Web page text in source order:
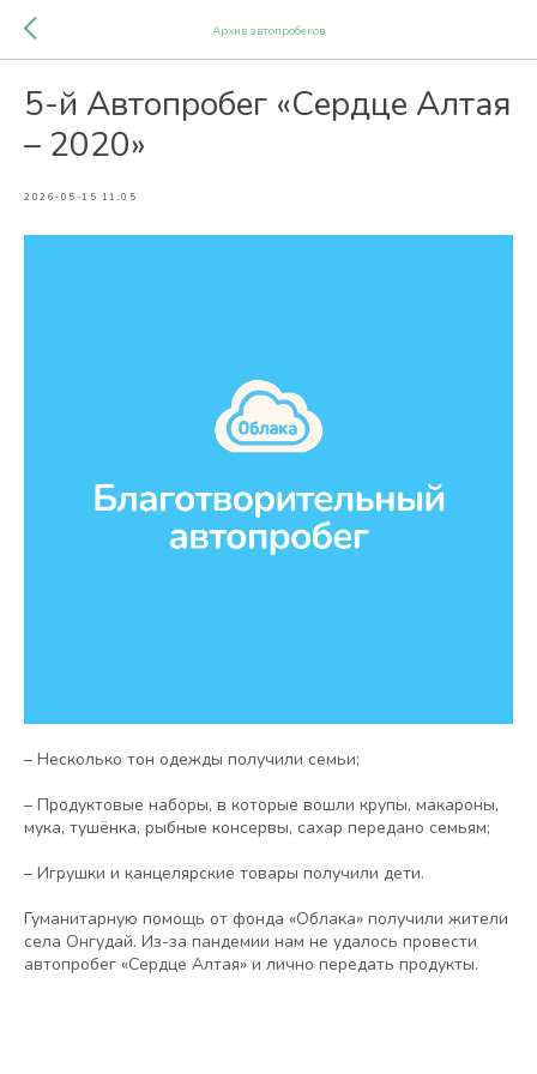
Архив автопробегов
5-й Автопробег «Сердце Алтая
– 2020»
2026-05-15 11:05
– Несколько тон одежды получили семьи;
– Продуктовые наборы, в которые вошли крупы, макароны,
мука, тушёнка, рыбные консервы, сахар передано семьям;
– Игрушки и канцелярские товары получили дети.
Гуманитарную помощь от фонда «Облака» получили жители
села Онгудай. Из-за пандемии нам не удалось провести
автопробег «Сердце Алтая» и лично передать продукты.